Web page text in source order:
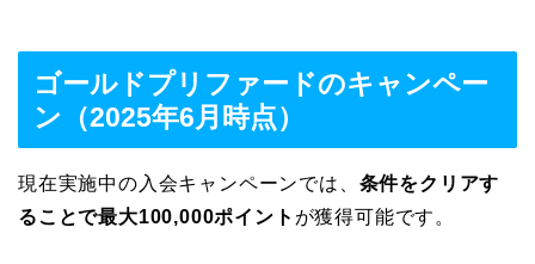
ゴールドプリファードのキャンペー
ン（2025年6月時点）
現在実施中の入会キャンペーンでは、 条件をクリアす
ることで最大100,000ポイント が獲得可能です。